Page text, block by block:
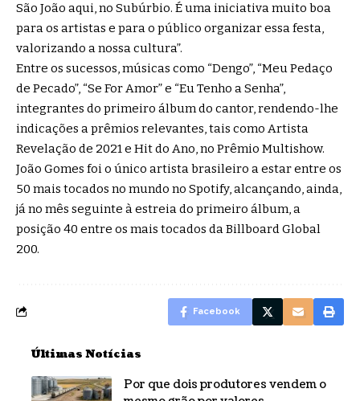
São João aqui, no Subúrbio. É uma iniciativa muito boa
para os artistas e para o público organizar essa festa,
valorizando a nossa cultura”.
Entre os sucessos, músicas como “Dengo”, “Meu Pedaço
de Pecado”, “Se For Amor” e “Eu Tenho a Senha”,
integrantes do primeiro álbum do cantor, rendendo-lhe
indicações a prêmios relevantes, tais como Artista
Revelação de 2021 e Hit do Ano, no Prêmio Multishow.
João Gomes foi o único artista brasileiro a estar entre os
50 mais tocados no mundo no Spotify, alcançando, ainda,
já no mês seguinte à estreia do primeiro álbum, a
posição 40 entre os mais tocados da Billboard Global
200.
Facebook
Últimas Notícias
Por que dois produtores vendem o